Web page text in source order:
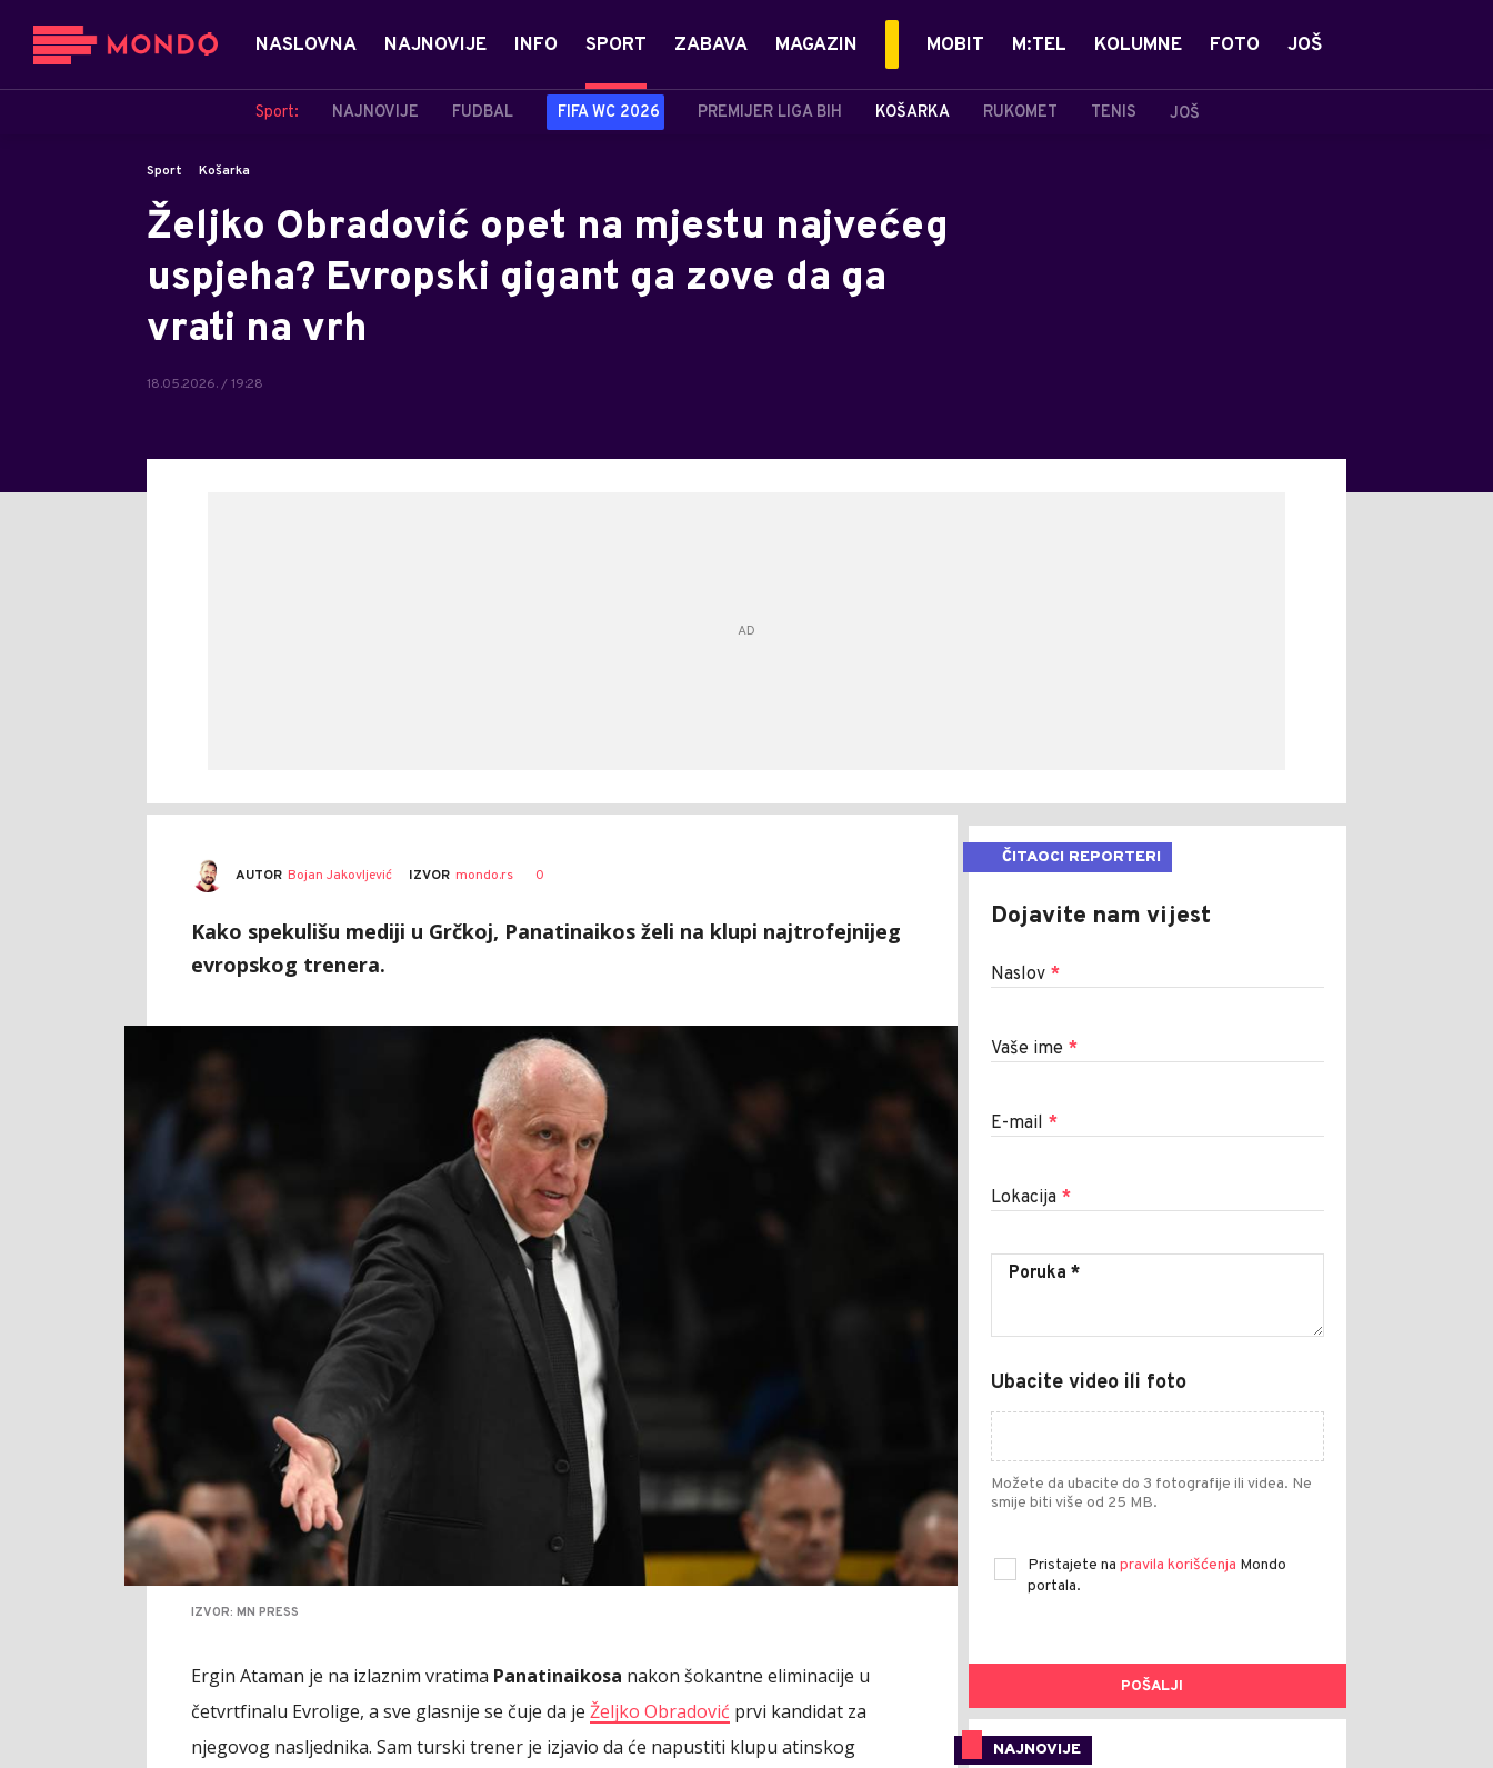
NASLOVNA NAJNOVIJE INFO SPORT
Sport: NAJNOVIJE FUDBAL FIFA WC 2026 PREMIJER LIGA BIH KOŠARKA RUKOMET TENIS JOŠ
ZABAVA MAGAZIN MOBIT M:TEL KOLUMNE FOTO JOŠ
Sport Košarka
Željko Obradović opet na mjestu najvećeg
uspjeha? Evropski gigant ga zove da ga
vrati na vrh
18.05.2026. / 19:28
AUTOR Bojan Jakovljević IZVOR mondo.rs 0
Kako spekulišu mediji u Grčkoj, Panatinaikos želi na klupi najtrofejnijeg
evropskog trenera.
IZVOR: MN PRESS
Ergin Ataman je na izlaznim vratima Panatinaikosa nakon šokantne eliminacije u
četvrtfinalu Evrolige, a sve glasnije se čuje da je Željko Obradović prvi kandidat za
njegovog nasljednika. Sam turski trener je izjavio da će napustiti klupu atinskog
ČITAOCI REPORTERI
Dojavite nam vijest
Naslov *
Vaše ime *
E-mail *
Lokacija *
Ubacite video ili foto
Možete da ubacite do 3 fotografije ili videa. Ne
smije biti više od 25 MB.
Pristajete na pravila korišćenja Mondo
portala.
POŠALJI
NAJNOVIJE